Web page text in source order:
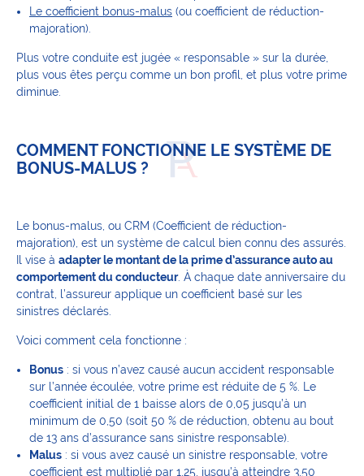
Le coefficient bonus-malus (ou coefficient de réduction-
majoration).
Plus votre conduite est jugée « responsable » sur la durée,
plus vous êtes perçu comme un bon profil, et plus votre prime
diminue.
COMMENT FONCTIONNE LE SYSTÈME DE
BONUS-MALUS ?
Le bonus-malus, ou CRM (Coefficient de réduction-
majoration), est un système de calcul bien connu des assurés.
Il vise à adapter le montant de la prime d’assurance auto au
comportement du conducteur. À chaque date anniversaire du
contrat, l’assureur applique un coefficient basé sur les
sinistres déclarés.
Voici comment cela fonctionne :
Bonus : si vous n’avez causé aucun accident responsable
sur l’année écoulée, votre prime est réduite de 5 %. Le
coefficient initial de 1 baisse alors de 0,05 jusqu’à un
minimum de 0,50 (soit 50 % de réduction, obtenu au bout
de 13 ans d’assurance sans sinistre responsable).
Malus : si vous avez causé un sinistre responsable, votre
coefficient est multiplié par 1,25, jusqu’à atteindre 3,50